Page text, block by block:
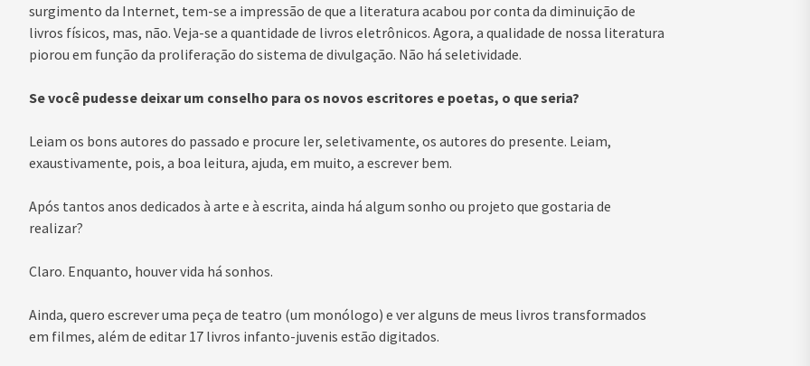
surgimento da Internet, tem-se a impressão de que a literatura acabou por conta da diminuição de
livros físicos, mas, não. Veja-se a quantidade de livros eletrônicos. Agora, a qualidade de nossa literatura
piorou em função da proliferação do sistema de divulgação. Não há seletividade.
Se você pudesse deixar um conselho para os novos escritores e poetas, o que seria?
Leiam os bons autores do passado e procure ler, seletivamente, os autores do presente. Leiam,
exaustivamente, pois, a boa leitura, ajuda, em muito, a escrever bem.
Após tantos anos dedicados à arte e à escrita, ainda há algum sonho ou projeto que gostaria de
realizar?
Claro. Enquanto, houver vida há sonhos.
Ainda, quero escrever uma peça de teatro (um monólogo) e ver alguns de meus livros transformados
em filmes, além de editar 17 livros infanto-juvenis estão digitados.